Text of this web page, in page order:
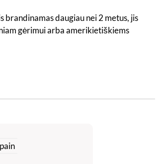
daugiau nei 2 metus, jis
gėrimui arba amerikietiškiems